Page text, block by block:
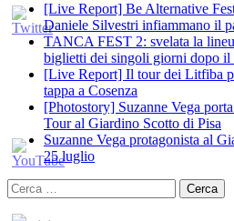
[Live Report] Be Alternative
Daniele Silvestri infiammano il
TANCA FEST 2: svelata la
biglietti dei singoli giorni dopo il
[Live Report] Il tour dei Litfiba
tappa a Cosenza
[Photostory] Suzanne Vega
Tour al Giardino Scotto di Pisa
Suzanne Vega protagonista al
25 luglio
Ricerca
per: